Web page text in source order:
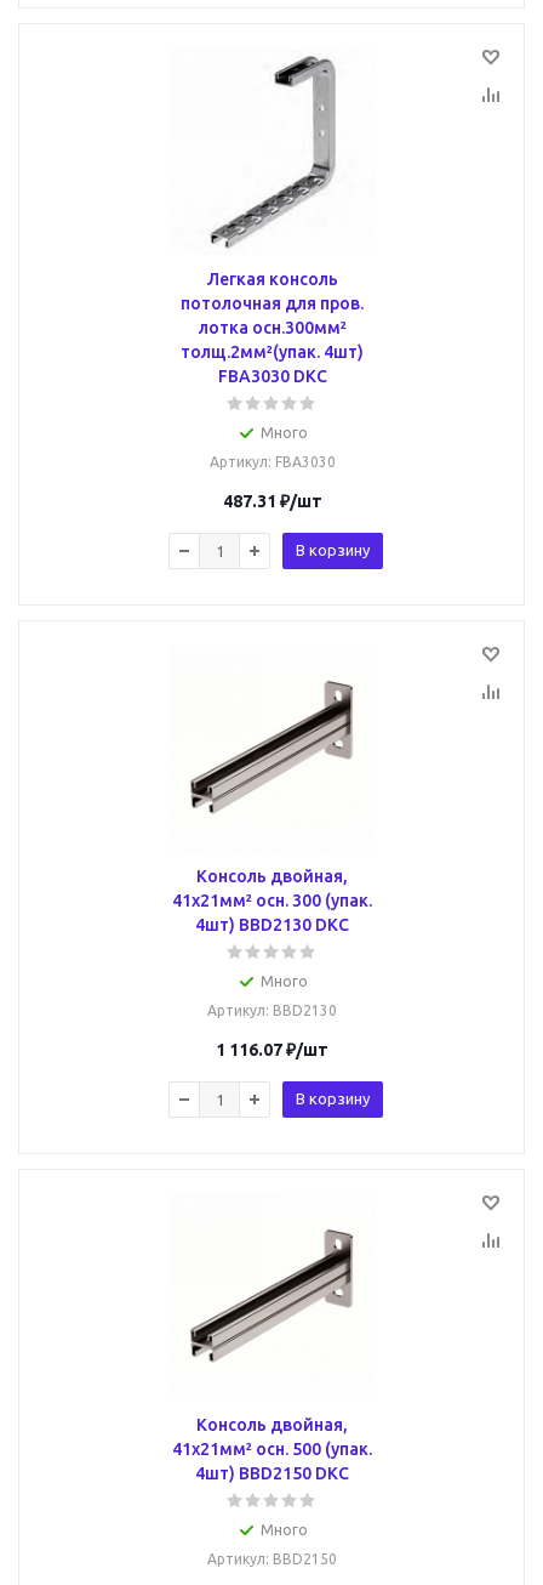
Легкая консоль
потолочная для пров.
лотка осн.300мм²
толщ.2мм²(упак. 4шт)
FBA3030 DKC
Много
Артикул: FBA3030
487.31 ₽/шт
В корзину
Консоль двойная,
41х21мм² осн. 300 (упак.
4шт) BBD2130 DKC
Много
Артикул: BBD2130
1 116.07₽/шт
В корзину
Консоль двойная,
41х21мм² осн. 500 (упак.
4шт) BBD2150 DKC
Много
Артикул: BBD2150